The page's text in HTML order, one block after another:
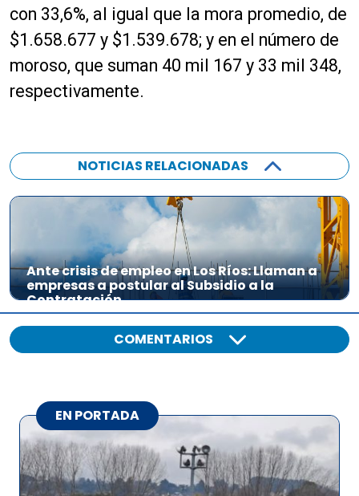
con 33,6%, al igual que la mora promedio, de
$1.658.677 y $1.539.678; y en el número de
moroso, que suman 40 mil 167 y 33 mil 348,
respectivamente.
NOTICIAS RELACIONADAS
Ante crisis de empleo en Los Ríos: Llaman a
empresas a postular al Subsidio a la
Contratación
COMENTARIOS
EN PORTADA